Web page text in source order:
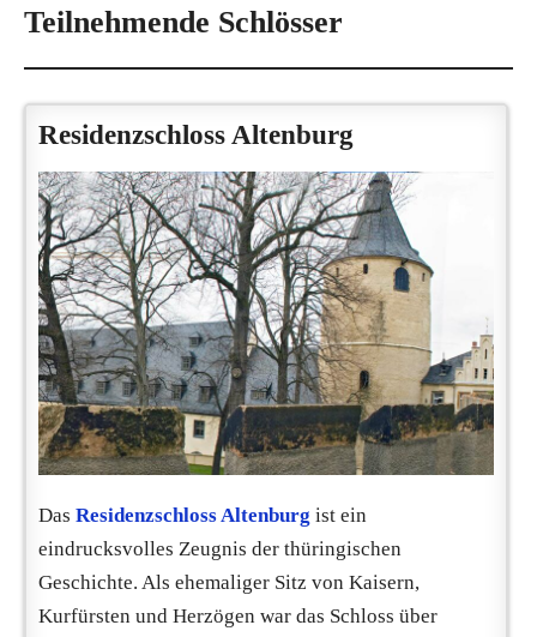
Teilnehmende Schlösser
Residenzschloss Altenburg
Das Residenzschloss Altenburg ist ein
eindrucksvolles Zeugnis der thüringischen
Geschichte. Als ehemaliger Sitz von Kaisern,
Kurfürsten und Herzögen war das Schloss über